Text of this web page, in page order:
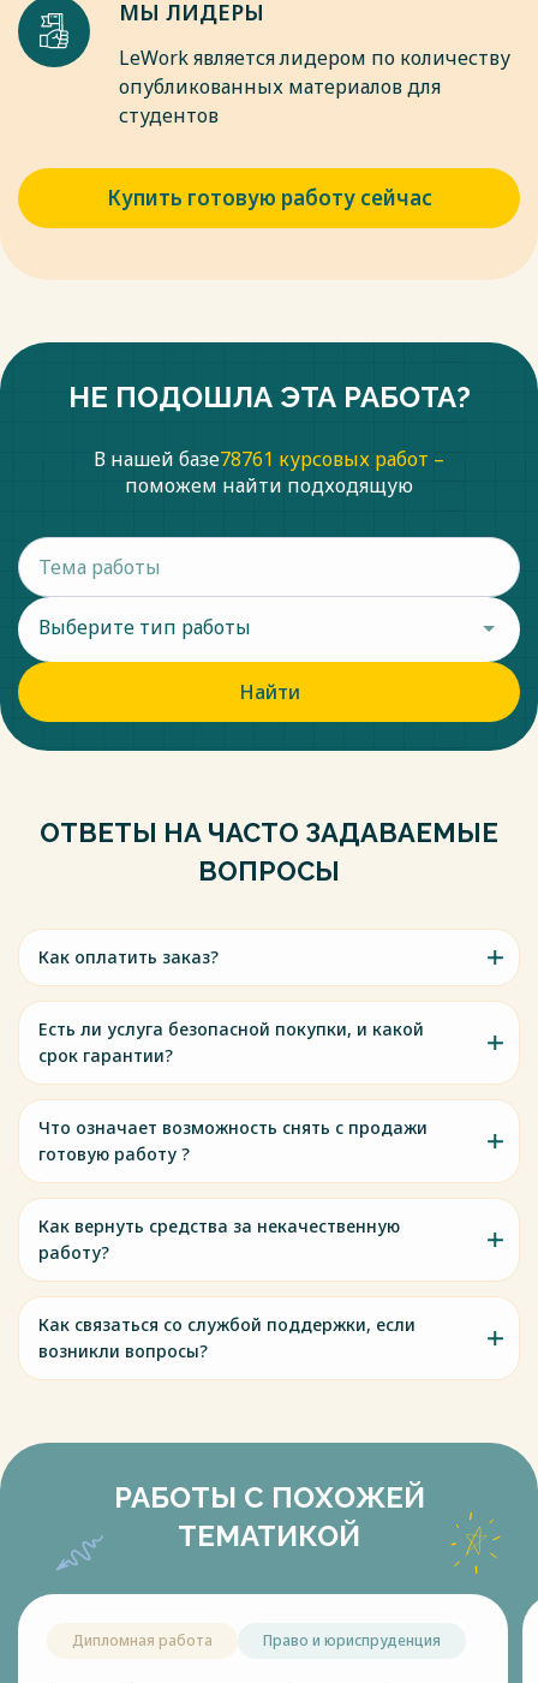
МЫ ЛИДЕРЫ
LeWork является лидером по количеству
опубликованных материалов для
студентов
Купить готовую работу сейчас
НЕ ПОДОШЛА ЭТА РАБОТА?
В нашей базе78761 курсовых работ –
поможем найти подходящую
Выберите тип работы
Найти
ОТВЕТЫ НА ЧАСТО ЗАДАВАЕМЫЕ
ВОПРОСЫ
Как оплатить заказ?
Есть ли услуга безопасной покупки, и какой
срок гарантии?
Что означает возможность снять с продажи
готовую работу ?
Как вернуть средства за некачественную
работу?
Как связаться со службой поддержки, если
возникли вопросы?
РАБОТЫ С ПОХОЖЕЙ
ТЕМАТИКОЙ
Дипломная работа Право и юриспруденция